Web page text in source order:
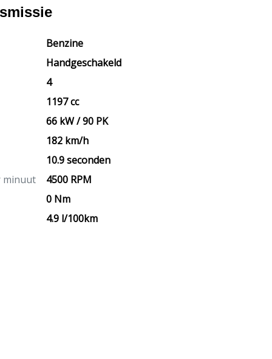
Benzine
Handgeschakeld
4
1197 cc
66 kW / 90 PK
182 km/h
10.9 seconden
minuut
4500 RPM
0 Nm
4.9 l/100km